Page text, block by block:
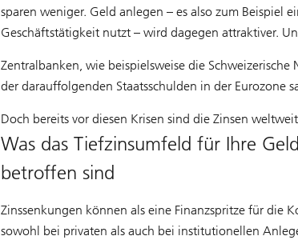
sparen weniger. Geld anlegen – es also zum
Geschäftstätigkeit nutzt – wird dagegen attraktiver.
Zentralbanken, wie beispielsweise die
der darauffolgenden Staatsschulden in der Eurozone
Doch bereits vor diesen Krisen sind die Zinsen
Was das Tiefzinsumfeld für Ihre
betroffen sind
Zinssenkungen können als eine Finanzspritze für die
sowohl bei privaten als auch bei institutionellen